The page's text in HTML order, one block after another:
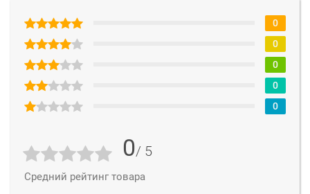
0/ 5
Средний рейтинг товара
0
0
0
0
0